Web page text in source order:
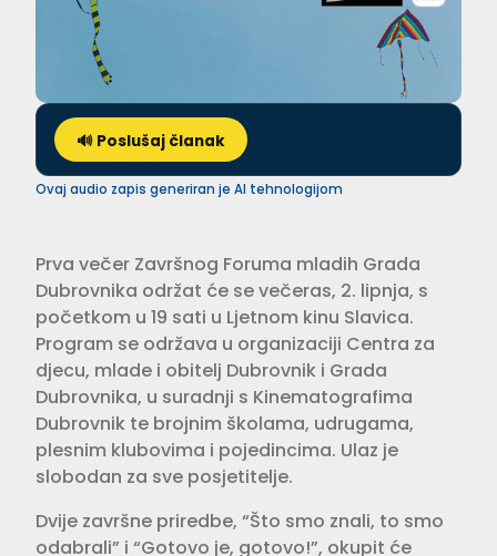
🔊 Poslušaj članak
Ovaj audio zapis generiran je AI tehnologijom
Prva večer Završnog Foruma mladih Grada
Dubrovnika održat će se večeras, 2. lipnja, s
početkom u 19 sati u Ljetnom kinu Slavica.
Program se održava u organizaciji Centra za
djecu, mlade i obitelj Dubrovnik i Grada
Dubrovnika, u suradnji s Kinematografima
Dubrovnik te brojnim školama, udrugama,
plesnim klubovima i pojedincima. Ulaz je
slobodan za sve posjetitelje.
Dvije završne priredbe, “Što smo znali, to smo
odabrali” i “Gotovo je, gotovo!”, okupit će